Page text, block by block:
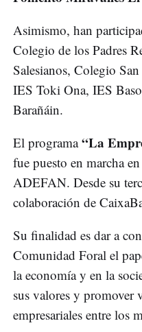
Asimismo, han
Colegio de los Padres
Salesianos, Colegio
IES Toki Ona, IES
Barañáin.
El programa“La
fue puesto en marcha
ADEFAN. Desde su
colaboración de
Su finalidad es dar a
Comunidad Foral el
la economía y en la
sus valores y promover
empresariales entre los